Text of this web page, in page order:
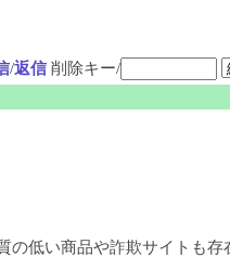
/返信 削除キー/
低い商品や詐欺サイトも存